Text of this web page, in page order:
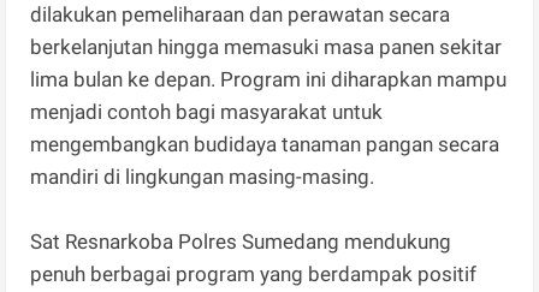
dilakukan pemeliharaan dan perawatan secara
berkelanjutan hingga memasuki masa panen sekitar
lima bulan ke depan. Program ini diharapkan mampu
menjadi contoh bagi masyarakat untuk
mengembangkan budidaya tanaman pangan secara
mandiri di lingkungan masing-masing.
Sat Resnarkoba Polres Sumedang mendukung
penuh berbagai program yang berdampak positif